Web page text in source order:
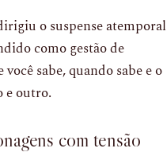
o suspense atemporal
como gestão de
sabe, quando sabe e o
e outro.
com tensão